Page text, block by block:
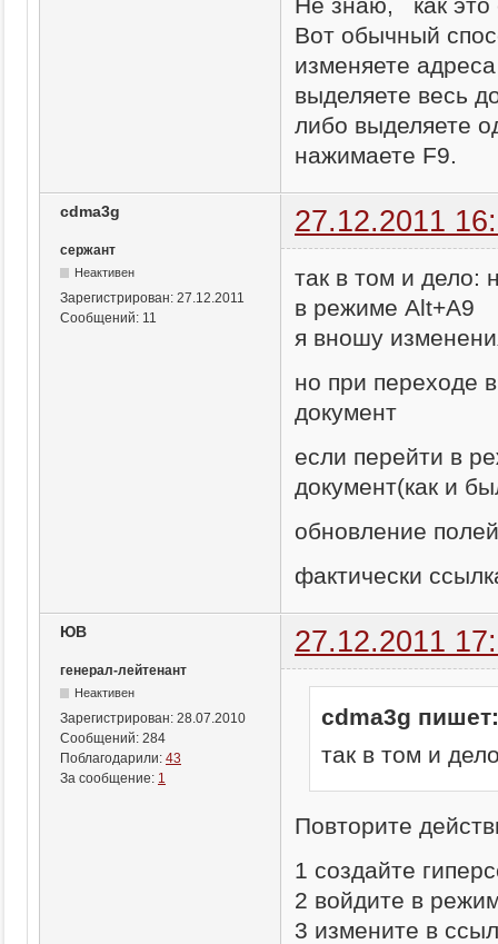
Вот обычный
изменяете
выделяете весь
либо выделяете
нажимаете F9.
cdma3g 27.12.2011
сержант
Неактивен
Зарегистрирован: 27.12.2011
Сообщений: 11
так в том и дело:
в режиме Alt+А9
я вношу
но при переходе
документ
если перейти в
документ(как и
обновление
фактически
ЮВ 27.12.2011
генерал-лейтенант
Неактивен
Зарегистрирован: 28.07.2010
Сообщений: 284
Поблагодарили: 43
За сообщение: 1
cdma3g пишет:
так в том и
Повторите
1 создайте
2 войдите в
3 измените в